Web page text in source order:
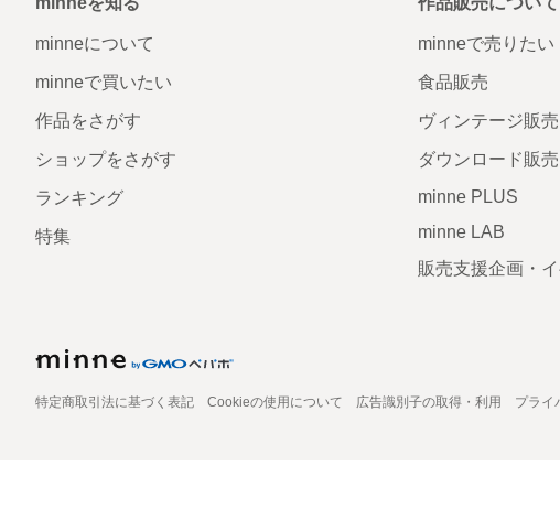
minneについて
minneで買いたい
作品をさがす
ショップをさがす
ランキング
特集
minneで売りたい
食品販売
ヴィンテージ販売
ダウンロード販売
minne PLUS
minne LAB
販売支援企画・イ
特定商取引法に基づく表記 Cookieの使用について 広告識別子の取得・利用 プライ